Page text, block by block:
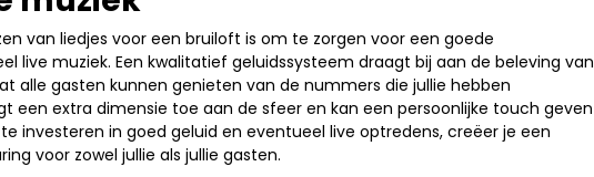
van liedjes voor een bruiloft is om te zorgen voor een goede
live muziek. Een kwalitatief geluidssysteem draagt bij aan de beleving van
alle gasten kunnen genieten van de nummers die jullie hebben
een extra dimensie toe aan de sfeer en kan een persoonlijke touch geven
investeren in goed geluid en eventueel live optredens, creëer je een
voor zowel jullie als jullie gasten.